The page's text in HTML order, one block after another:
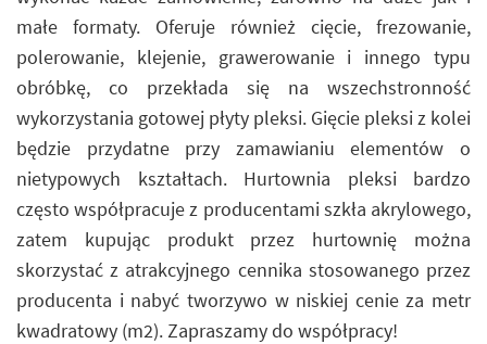
małe formaty. Oferuje również cięcie, frezowanie,
polerowanie, klejenie, grawerowanie i innego typu
obróbkę, co przekłada się na wszechstronność
wykorzystania gotowej płyty pleksi. Gięcie pleksi z kolei
będzie przydatne przy zamawianiu elementów o
nietypowych kształtach. Hurtownia pleksi bardzo
często współpracuje z producentami szkła akrylowego,
zatem kupując produkt przez hurtownię można
skorzystać z atrakcyjnego cennika stosowanego przez
producenta i nabyć tworzywo w niskiej cenie za metr
kwadratowy (m2). Zapraszamy do współpracy!